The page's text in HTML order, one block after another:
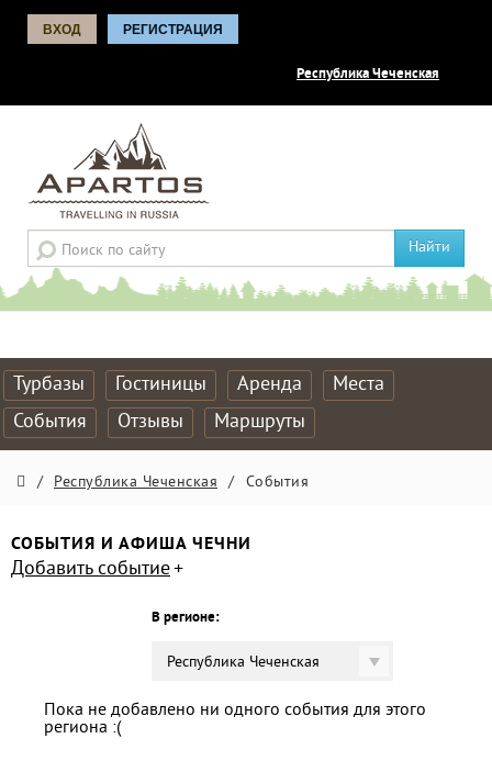
ВХОД РЕГИСТРАЦИЯ
Республика Чеченская
Найти
Турбазы Гостиницы Аренда
Места
События
Отзывы Маршруты
/ Республика Чеченская / События
СОБЫТИЯ И АФИША ЧЕЧНИ
Добавить событие
В регионе:
Республика Чеченская
Пока не добавлено ни одного события для этого
региона :(